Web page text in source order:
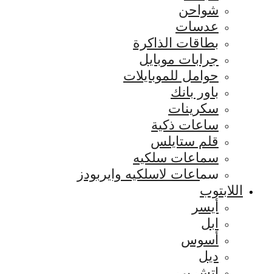
شواحن
عدسات
بطاقات الذاكرة
جرابات موبايل
حوامل للموبايلات
باور بانك
سكرينات
ساعات ذكية
قلم ستايلس
سماعات سلكيه
سماعات لاسلكيه وايربودز
اللابتوب
أيسر
ابل
أسوس
ديل